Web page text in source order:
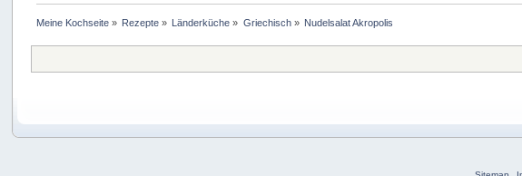
Meine Kochseite» Rezepte » Länderküche » Griechisch» Nudelsalat Akropolis